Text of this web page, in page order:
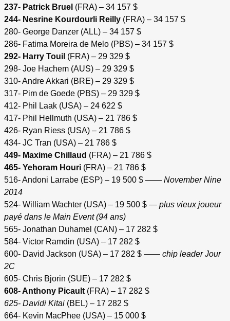
237- Patrick Bruel (FRA) – 34 157 $
244- Nesrine Kourdourli Reilly (FRA) – 34 157 $
280- George Danzer (ALL) – 34 157 $
286- Fatima Moreira de Melo (PBS) – 34 157 $
292- Harry Touil (FRA) – 29 329 $
298- Joe Hachem (AUS) – 29 329 $
310- Andre Akkari (BRE) – 29 329 $
317- Pim de Goede (PBS) – 29 329 $
412- Phil Laak (USA) – 24 622 $
417- Phil Hellmuth (USA) – 21 786 $
426- Ryan Riess (USA) – 21 786 $
434- JC Tran (USA) – 21 786 $
449- Maxime Chillaud (FRA) – 21 786 $
465- Yehoram Houri (FRA) – 21 786 $
516- Andoni Larrabe (ESP) – 19 500 $ —— November Nine
2014
524- William Wachter (USA) – 19 500 $ — plus vieux joueur
payé dans le Main Event (94 ans)
565- Jonathan Duhamel (CAN) – 17 282 $
584- Victor Ramdin (USA) – 17 282 $
600- David Jackson (USA) – 17 282 $ —— chip leader Jour
2C
605- Chris Bjorin (SUE) – 17 282 $
608- Anthony Picault (FRA) – 17 282 $
625- Davidi Kitai (BEL) – 17 282 $
664- Kevin MacPhee (USA) – 15 000 $